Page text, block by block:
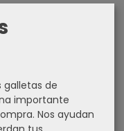
galletas de
importante
Nos ayudan